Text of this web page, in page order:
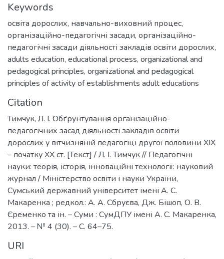
Keywords
освіта дорослих, навчально-виховний процес,
організаційно-педагогічні засади, організаційно-
педагогічні засади діяльності закладів освіти дорослих,
adults education, educational process, organizational and
pedagogical principles, organizational and pedagogical
principles of activity of establishments adult educations
Citation
Тимчук, Л. І. Обґрунтування організаційно-
педагогічних засад діяльності закладів освіти
дорослих у вітчизняній педагогіці другої половини ХІХ
– початку ХХ ст. [Текст] / Л. І. Тимчук // Педагогічні
науки: теорія, історія, інноваційні технології: науковий
журнал / Міністерство освіти і науки України,
Сумський державний університет імені А. С.
Макаренка ; редкол.: А. А. Сбруєва, Дж. Бішоп, О. В.
Єременко та ін. – Суми : СумДПУ імені А. С. Макаренка,
2013. – № 4 (30). – С. 64–75.
URI